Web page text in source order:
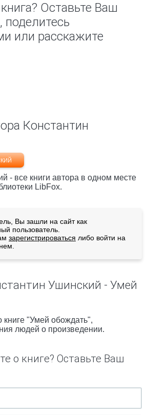
Оставьте Ваш
или расскажите
Константин
- все книги автора в одном месте
LibFox.
Вы зашли на сайт как
пользователь.
зарегистрироваться либо войти на
Ушинский - Умей
книге "Умей обождать",
людей о произведении.
о книге? Оставьте Ваш